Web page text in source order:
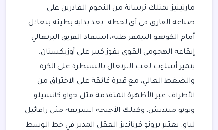
مارتينيز يمتلك ترسانة من النجوم القادرين على
صناعة الفارق في أي لحظة. بعد بداية بطيئة بتعادل
أمام الكونغو الديمقراطية، استعاد الفريق البرتغالي
إيقاعه الهجومي القوي بفوز كبير على أوزبكستان.
يتميز أسلوب لعب البرتغال بالسيطرة على الكرة
والضغط العالي، مع قدرة فائقة على الاختراق من
الأطراف عبر الأظهرة المتقدمة مثل جواو كانسيلو
ونونو مينديش، وكذلك الأجنحة السريعة مثل رافائيل
لياو. يعتبر برونو فرنانديز العقل المدبر في خط الوسط